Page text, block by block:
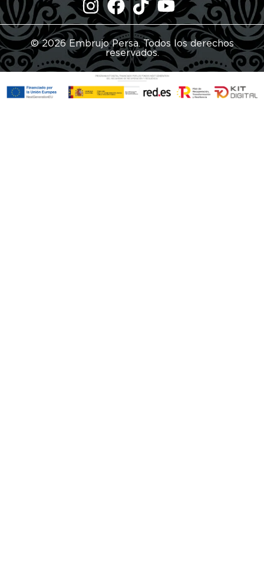
© 2026 Embrujo Persa. Todos los derechos
reservados.